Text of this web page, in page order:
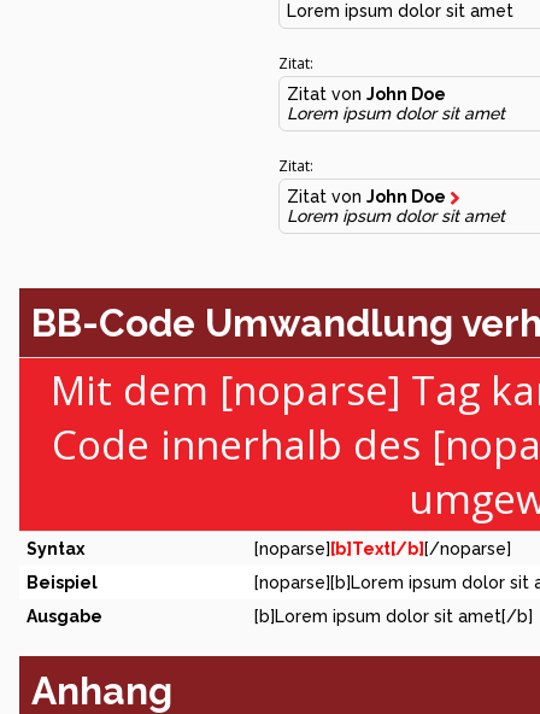
Lorem ipsum dolor sit amet
Zitat:
Zitat von John Doe
Lorem ipsum dolor sit amet
Zitat:
Zitat von John Doe
Lorem ipsum dolor sit amet
BB-Code Umwandlung
Mit dem [noparse] Tag
Code innerhalb des
Syntax [noparse] [b]Text[/b] [/noparse]
Beispiel
[noparse][b]Lorem ipsum dolor
Ausgabe
[b]Lorem ipsum dolor sit amet[/b]
Anhang